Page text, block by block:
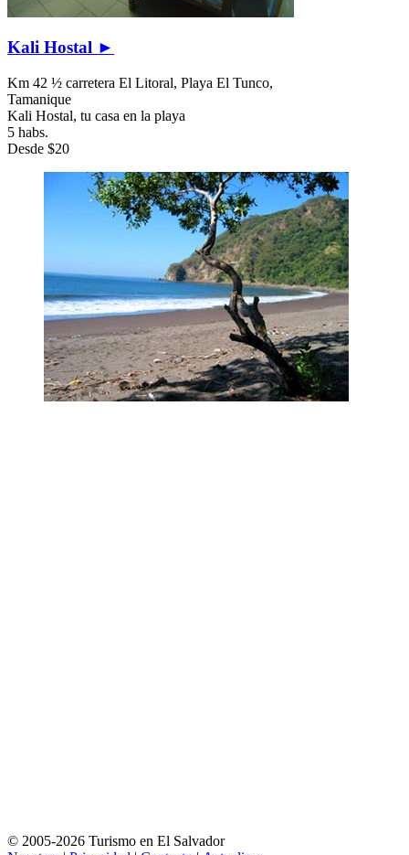
Kali Hostal ►
Km 42 ½ carretera El Litoral, Playa El Tunco,
Tamanique
Kali Hostal, tu casa en la playa
5 habs.
Desde $20
© 2005-2026 Turismo en El Salvador